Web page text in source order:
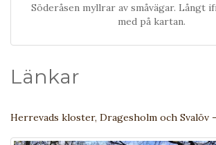
Söderåsen myllrar av småvägar. Långt
med på kartan.
Länkar
Herrevads kloster, Dragesholm och Svalöv